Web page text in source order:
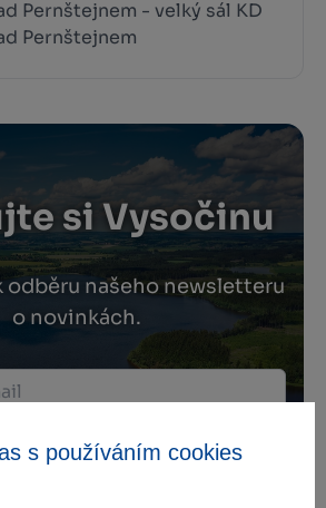
s používáním cookies
Pernštejnem - velký sál KD
Pernštejnem
si Vysočinu
odběru našeho newsletteru
o novinkách.
osobních údajů.
Odebírat